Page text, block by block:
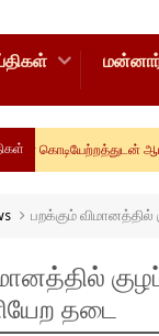
ஆரம்பம்-
பறக்கும்
தடை